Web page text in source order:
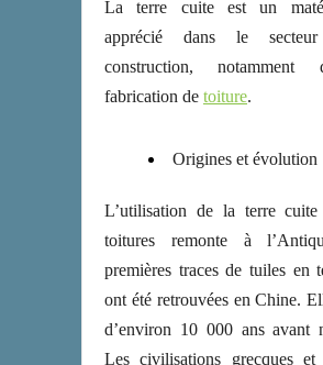
La terre cuite est un
apprécié dans le
construction, notamment
fabrication de toiture.
Origines et évolution
L’utilisation de la terre
toitures remonte à
premières traces de tuiles en
ont été retrouvées en Chine.
d’environ 10 000 ans avant
Les civilisations grecques et